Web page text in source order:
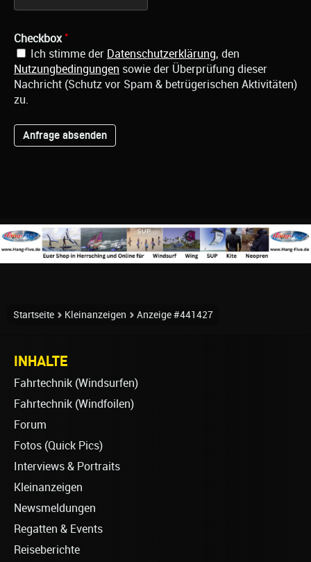
Checkbox *
Ich stimme der Datenschutzerklärung, den
Nutzungbedingungen sowie der Überprüfung dieser
Nachricht (Schutz vor Spam & betrügerischen Aktivitäten)
zu.
Startseite Kleinanzeigen Anzeige #441427
INHALTE
Fahrtechnik (Windsurfen)
Fahrtechnik (Windfoilen)
Forum
Fotos (Quick Pics)
Interviews & Portraits
Kleinanzeigen
Newsmeldungen
Regatten & Events
Reiseberichte